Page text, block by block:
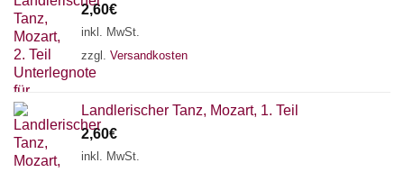
2,60€
inkl. MwSt.
zzgl. Versandkosten
Landlerischer Tanz, Mozart, 1. Teil
2,60€
inkl. MwSt.
18 SAITEN
AKKORDZITHER